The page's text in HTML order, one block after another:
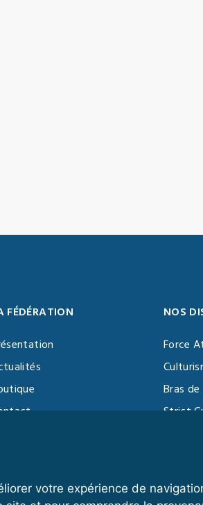
votre expérience de
FÉDÉRATION NOS
Force
Bras
Strict